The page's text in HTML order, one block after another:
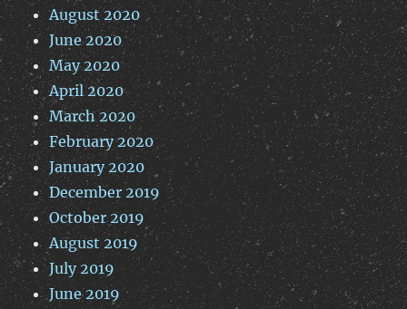
August 2020
June 2020
May 2020
April 2020
March 2020
February 2020
January 2020
December 2019
October 2019
August 2019
July 2019
June 2019